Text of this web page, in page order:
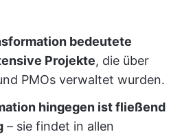
bedeutete
Projekte, die über
PMOs verwaltet wurden.
hingegen ist fließend
– sie findet in allen